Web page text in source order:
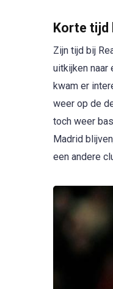
Korte tijd
Zijn tijd bij
uitkijken naar
kwam er
weer op de
toch weer
Madrid
een andere